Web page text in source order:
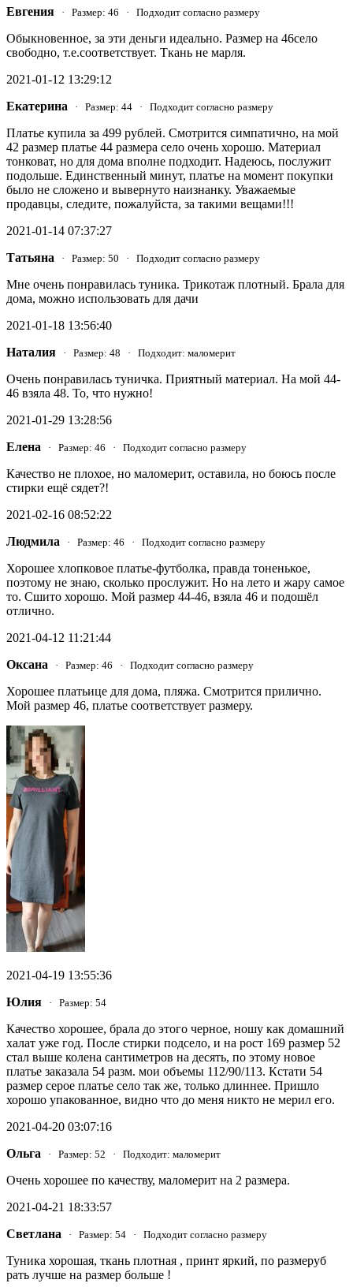
Евгения · Размер: 46 · Подходит согласно размеру
Обыкновенное, за эти деньги идеально. Размер на 46село
свободно, т.е.соответствует. Ткань не марля.
2021-01-12 13:29:12
Екатерина · Размер: 44 · Подходит согласно размеру
Платье купила за 499 рублей. Смотрится симпатично, на мой
42 размер платье 44 размера село очень хорошо. Материал
тонковат, но для дома вполне подходит. Надеюсь, послужит
подольше. Единственный минут, платье на момент покупки
было не сложено и вывернуто наизнанку. Уважаемые
продавцы, следите, пожалуйста, за такими вещами!!!
2021-01-14 07:37:27
Татьяна · Размер: 50 · Подходит согласно размеру
Мне очень понравилась туника. Трикотаж плотный. Брала для
дома, можно использовать для дачи
2021-01-18 13:56:40
Наталия · Размер: 48 · Подходит: маломерит
Очень понравилась туничка. Приятный материал. На мой 44-
46 взяла 48. То, что нужно!
2021-01-29 13:28:56
Елена · Размер: 46 · Подходит согласно размеру
Качество не плохое, но маломерит, оставила, но боюсь после
стирки ещё сядет?!
2021-02-16 08:52:22
Людмила · Размер: 46 · Подходит согласно размеру
Хорошее хлопковое платье-футболка, правда тоненькое,
поэтому не знаю, сколько прослужит. Но на лето и жару самое
то. Сшито хорошо. Мой размер 44-46, взяла 46 и подошёл
отлично.
2021-04-12 11:21:44
Оксана · Размер: 46 · Подходит согласно размеру
Хорошее платьице для дома, пляжа. Смотрится прилично.
Мой размер 46, платье соответствует размеру.
2021-04-19 13:55:36
Юлия · Размер: 54
Качество хорошее, брала до этого черное, ношу как домашний
халат уже год. После стирки подсело, и на рост 169 размер 52
стал выше колена сантиметров на десять, по этому новое
платье заказала 54 разм. мои объемы 112/90/113. Кстати 54
размер серое платье село так же, только длиннее. Пришло
хорошо упакованное, видно что до меня никто не мерил его.
2021-04-20 03:07:16
Ольга · Размер: 52 · Подходит: маломерит
Очень хорошее по качеству, маломерит на 2 размера.
2021-04-21 18:33:57
Светлана · Размер: 54 · Подходит согласно размеру
Туника хорошая, ткань плотная , принт яркий, по размеруб
рать лучше на размер больше !